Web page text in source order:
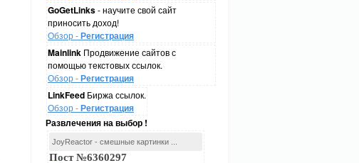
GoGetLinks- научите свой сайт
приносить доход!
Обзор -Регистрация
Mainlink Продвижение сайтов с
помощью текстовых ссылок.
Обзор -Регистрация
LinkFeed Биржа ссылок.
Обзор -Регистрация
Развлечения на выбор !
JoyReactor - смешные картинки ...
Пост №6360297